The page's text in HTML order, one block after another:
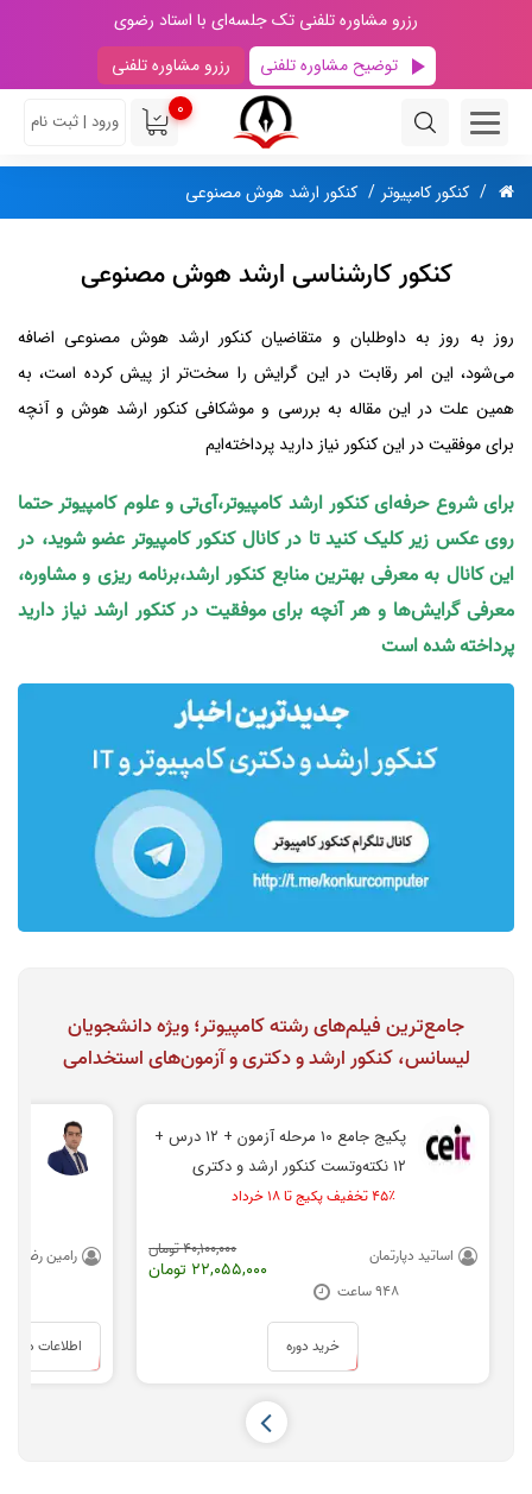
رزرو مشاوره تلفنی تک جلسه‌ای با استاد رضوی
توضیح مشاوره تلفنی
رزرو مشاوره تلفنی
0
ورود | ثبت نام
کنکور کامپیوتر کنکور ارشد هوش مصنوعی
کنکور کارشناسی ارشد هوش مصنوعی
روز به روز به داوطلبان و متقاضیان کنکور ارشد هوش مصنوعی اضافه
می‌شود، این امر رقابت در این گرایش را سخت‌تر از پیش کرده است، به
همین علت در این مقاله به بررسی و موشکافی کنکور ارشد هوش و آنچه
برای موفقیت در این کنکور نیاز دارید پرداخته‌ایم
برای شروع حرفه‌ای کنکور ارشد کامپیوتر،آی‌تی و علوم کامپیوتر حتما
روی عکس زیر کلیک کنید تا در کانال کنکور کامپیوتر عضو شوید، در
این کانال به معرفی بهترین منابع کنکور ارشد،برنامه ریزی و مشاوره،
معرفی گرایش‌ها و هر آنچه برای موفقیت در کنکور ارشد نیاز دارید
پرداخته شده است
جامع‌ترين فیلم‌های رشته کامپیوتر؛ ویژه دانشجویان
لیسانس، کنکور ارشد و دکتری و آزمون‌های استخدامی
پکیج جامع ۱۰ مرحله آزمون + ۱۲ درس +
۱۲ نکته‌و‌تست کنکور ارشد و دکتری
مهندسی کامپیوتر
۴۵٪ تخفیف پکیج تا ۱۸ خرداد
40,100,000 تومان
22,055,000 تومان
اساتید دپارتمان
948 ساعت
خرید دوره
رامین رضوی
اطلاعات دوره